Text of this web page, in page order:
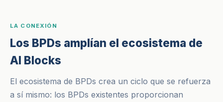
LA CONEXIÓN
Los BPDs amplían el ecosistema de
AI Blocks
El ecosistema de BPDs crea un ciclo que se refuerza
a sí mismo: los BPDs existentes proporcionan